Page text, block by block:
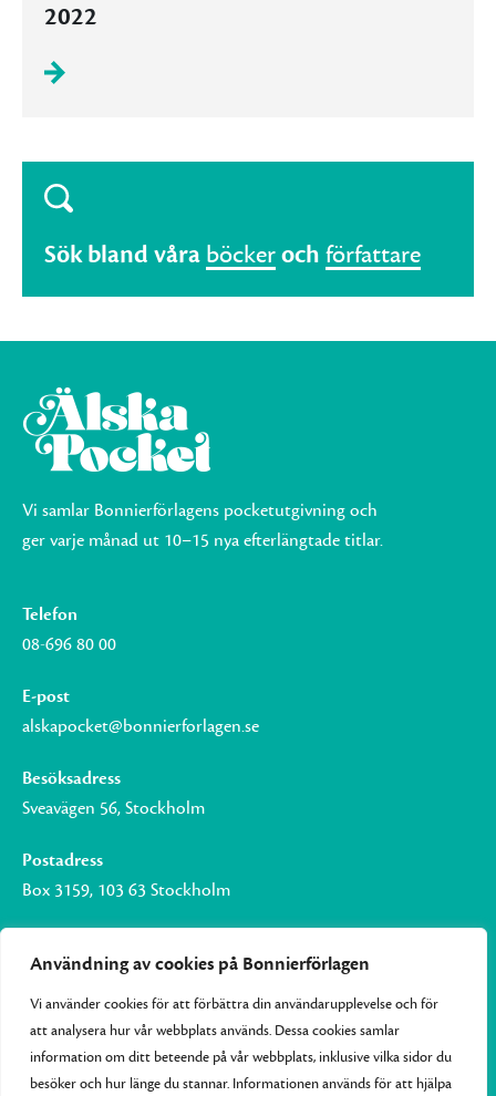
Användning av cookies på Bonnierförlagen
Vi använder cookies för att förbättra din användarupplevelse och för
att analysera hur vår webbplats används. Dessa cookies samlar
information om ditt beteende på vår webbplats, inklusive vilka sidor du
besöker och hur länge du stannar. Informationen används för att hjälpa
2022
Sök bland våra böckeroch författare
Vi samlar Bonnierförlagens pocketutgivning och
ger varje månad ut 10–15 nya efterlängtade titlar.
Telefon
08-696 80 00
E-post
alskapocket@bonnierforlagen.se
Besöksadress
Sveavägen 56, Stockholm
Postadress
Box 3159, 103 63 Stockholm
Om Bonnierförlagen
Cookies